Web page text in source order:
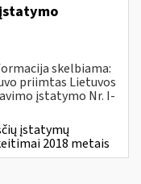
skelbiama:
priimtas Lietuvos
įstatymo Nr. I-
įstatymų
2018 metais